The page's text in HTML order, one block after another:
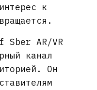
к
Sber AR/VR
канал
Он